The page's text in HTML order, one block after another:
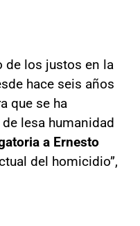
de los justos en la
hace seis años
que se ha
lesa humanidad
a Ernesto
del homicidio”,